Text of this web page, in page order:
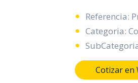
Referencia:
Categoria:
Cotizar en